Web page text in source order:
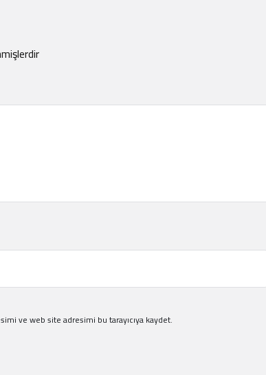
ve web site adresimi bu tarayıcıya kaydet.